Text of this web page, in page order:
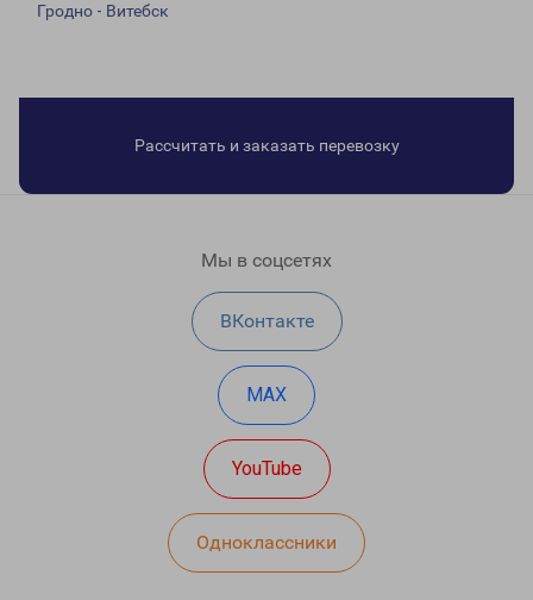
Гродно - Витебск
Рассчитать и заказать перевозку
Мы в соцсетях
ВКонтакте
MAX
YouTube
Одноклассники